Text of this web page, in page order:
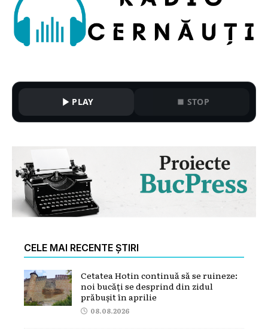
PLAY STOP
CELE MAI RECENTE ȘTIRI
Cetatea Hotin continuă să se ruineze:
noi bucăți se desprind din zidul
prăbușit în aprilie
08.08.2026